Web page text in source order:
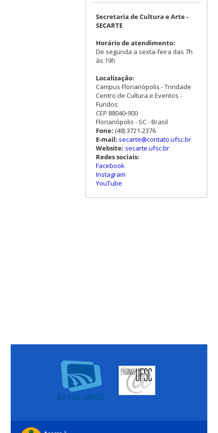
Secretaria de Cultura e Arte -
SECARTE
Horário de atendimento:
De segunda a sexta-feira das 7h
às 19h
Localização:
Campus Florianópolis - Trindade
Centro de Cultura e Eventos -
Fundos
CEP 88040-900
Florianópolis - SC - Brasil
Fone: (48) 3721-2376
E-mail: secarte@contato.ufsc.br
Website: secarte.ufsc.br
Redes sociais:
Facebook
Instagram
YouTube